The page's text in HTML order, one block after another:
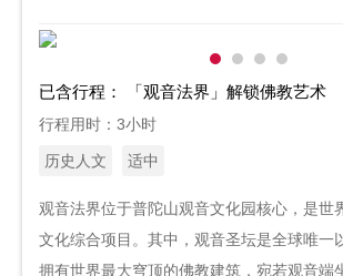
已含行程： 「观音法界」解锁佛教艺术
行程用时：3小时
历史人文 适中
观音法界位于普陀山观音文化园核心，是世
文化综合项目。其中，观音圣坛是全球唯一
拥有世界最大穹顶的佛教建筑，宛若观音端